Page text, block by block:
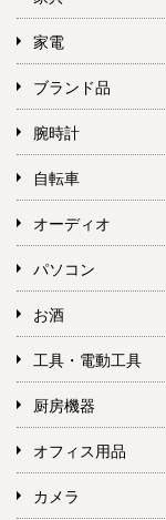
家電
ブランド品
腕時計
自転車
オーディオ
パソコン
お酒
工具・電動工具
厨房機器
オフィス用品
カメラ